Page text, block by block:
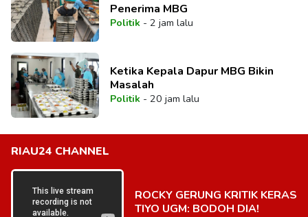
Penerima MBG
Politik- 2 jam lalu
Ketika Kepala Dapur MBG Bikin
Masalah
Politik- 20 jam lalu
RIAU24 CHANNEL
ROCKY GERUNG KRITIK KERAS
TIYO UGM: BODOH DIA!